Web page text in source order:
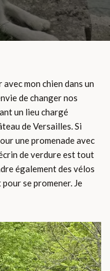
avec mon chien dans un
de changer nos
un lieu chargé
de Versailles. Si
une promenade avec
de verdure est tout
également des vélos
se promener. Je